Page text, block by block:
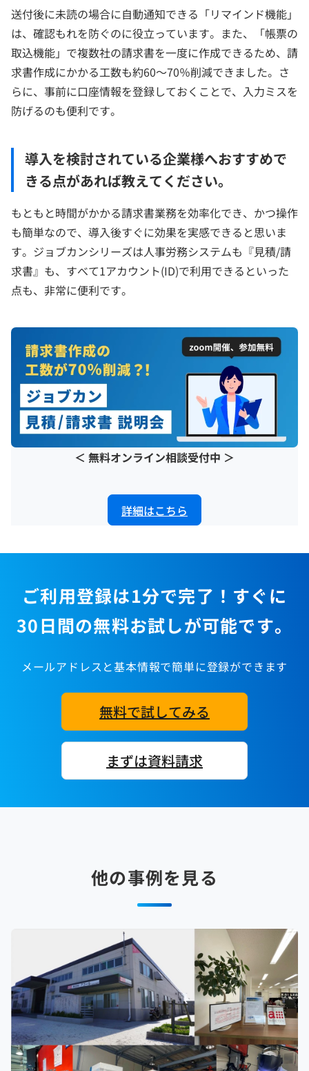
送付後に未読の場合に自動通知できる「リマインド機能」
は、確認もれを防ぐのに役立っています。また、「帳票の
取込機能」で複数社の請求書を一度に作成できるため、請
求書作成にかかる工数も約60～70％削減できました。さ
らに、事前に口座情報を登録しておくことで、入力ミスを
防げるのも便利です。
導入を検討されている企業様へおすすめで
きる点があれば教えてください。
もともと時間がかかる請求書業務を効率化でき、かつ操作
も簡単なので、導入後すぐに効果を実感できると思いま
す。ジョブカンシリーズは人事労務システムも『見積/請
求書』も、すべて1アカウント(ID)で利用できるといった
点も、非常に便利です。
＜ 無料オンライン相談受付中 ＞
詳細はこちら
ご利用登録は1分で完了！すぐに
30日間の無料お試しが可能です。
メールアドレスと基本情報で簡単に登録ができます
無料で試してみる
まずは資料請求
他の事例を見る